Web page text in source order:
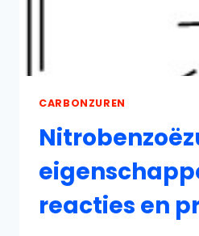
CARBONZUREN
reacties en